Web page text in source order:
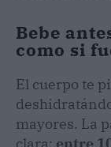
Bebe
como si
El cuerpo te
mayores. La
clara: entre